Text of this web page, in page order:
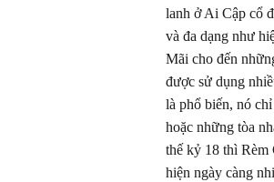
lanh ở Ai Cập cổ
và đa dạng như
Mãi cho đến
được sử dụng
là phổ biến, nó
hoặc những tòa
thế kỷ 18 thì Rèm
hiện ngày càng